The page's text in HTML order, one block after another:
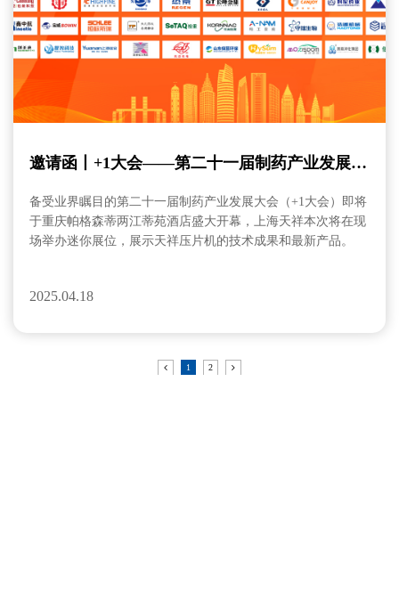
邀请函丨+1大会——第二十一届制药产业发展大
备受业界瞩目的第二十一届制药产业发展大会（+1大会）即将
于重庆帕格森蒂两江蒂苑酒店盛大开幕，上海天祥本次将在现
场举办迷你展位，展示天祥压片机的技术成果和最新产品。
2025.04.18
1 2